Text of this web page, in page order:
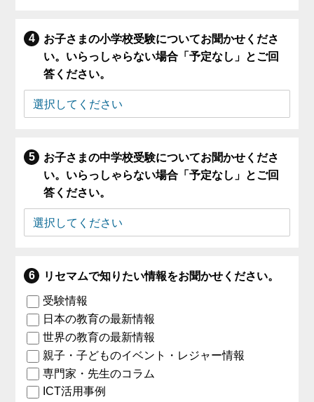
お子さまの小学校受験についてお聞かせくださ
い。いらっしゃらない場合「予定なし」とご回
答ください。
お子さまの中学校受験についてお聞かせくださ
い。いらっしゃらない場合「予定なし」とご回
答ください。
リセマムで知りたい情報をお聞かせください。
受験情報
日本の教育の最新情報
世界の教育の最新情報
親子・子どものイベント・レジャー情報
専門家・先生のコラム
ICT活用事例